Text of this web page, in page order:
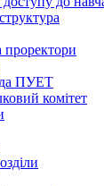
проректори
ПУЕТ
комітет